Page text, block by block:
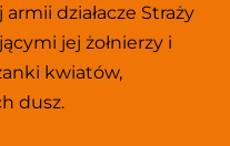
działacze Straży
jej żołnierzy i
kwiatów,
dusz.